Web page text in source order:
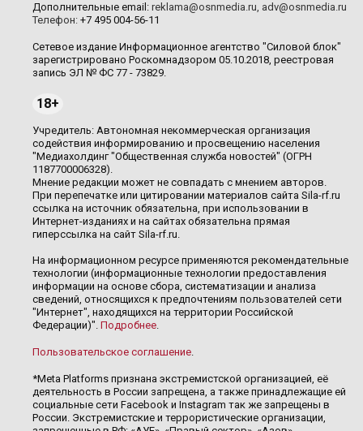
Дополнительные email: reklama@osnmedia.ru, adv@osnmedia.ru
Телефон: +7 495 004-56-11
Сетевое издание Информационное агентство "Силовой блок"
зарегистрировано Роскомнадзором 05.10.2018, реестровая
запись ЭЛ № ФС 77 - 73829.
18+
Учредитель: Автономная некоммерческая организация
содействия информированию и просвещению населения
"Медиахолдинг "Общественная служба новостей" (ОГРН
1187700006328).
Мнение редакции может не совпадать с мнением авторов.
При перепечатке или цитировании материалов сайта Sila-rf.ru
ссылка на источник обязательна, при использовании в
Интернет-изданиях и на сайтах обязательна прямая
гиперссылка на сайт Sila-rf.ru.
На информационном ресурсе применяются рекомендательные
технологии (информационные технологии предоставления
информации на основе сбора, систематизации и анализа
сведений, относящихся к предпочтениям пользователей сети
"Интернет", находящихся на территории Российской
Федерации)". Подробнее.
Пользовательское соглашение.
*Meta Platforms признана экстремистской организацией, её
деятельность в России запрещена, а также принадлежащие ей
социальные сети Facebook и Instagram так же запрещены в
России. Экстремистские и террористические организации,